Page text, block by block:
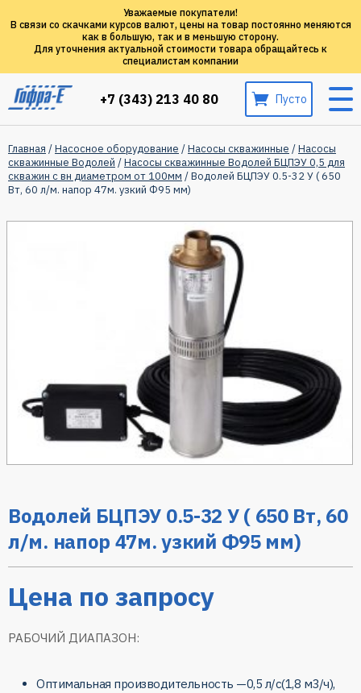
Уважаемые покупатели!
В связи со скачками курсов валют, цены на товар постоянно меняются
как в большую, так и в меньшую сторону.
Для уточнения актуальной стоимости товара обращайтесь к
специалистам компании
+7 (343) 213 40 80 Пусто
Главная /Насосное оборудование /Насосы скважинные /Насосы
скважинные Водолей /Насосы скважинные Водолей БЦПЭУ 0,5 для
скважин с вн диаметром от 100мм / Водолей БЦПЭУ 0.5-32 У ( 650
Вт, 60 л/м. напор 47м. узкий Ф95 мм)
Водолей БЦПЭУ 0.5-32 У ( 650 Вт, 60
л/м. напор 47м. узкий Ф95 мм)
Цена по запросу
РАБОЧИЙ ДИАПАЗОН:
Оптимальная производительность —0,5 л/с(1,8 м3/ч),